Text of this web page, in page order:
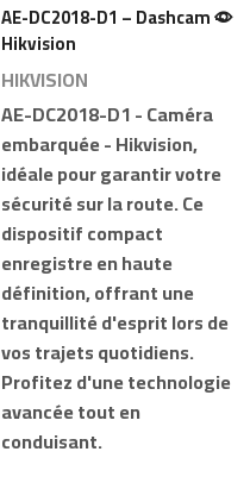
AE-DC2018-D1 – Dashcam –
Hikvision
HIKVISION
AE-DC2018-D1- Caméra
embarquée -Hikvision,
idéale pour garantir votre
sécurité sur la route. Ce
dispositif compact
enregistre en haute
définition, offrant une
tranquillité d'esprit lors de
vos trajets quotidiens.
Profitez d'une technologie
avancée tout en
conduisant.